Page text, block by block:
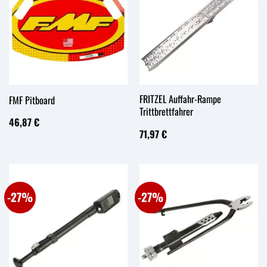
FMF Pitboard
46,87€
FRITZEL Auffahr-Rampe
Trittbrettfahrer
71,97€
-27% -27%